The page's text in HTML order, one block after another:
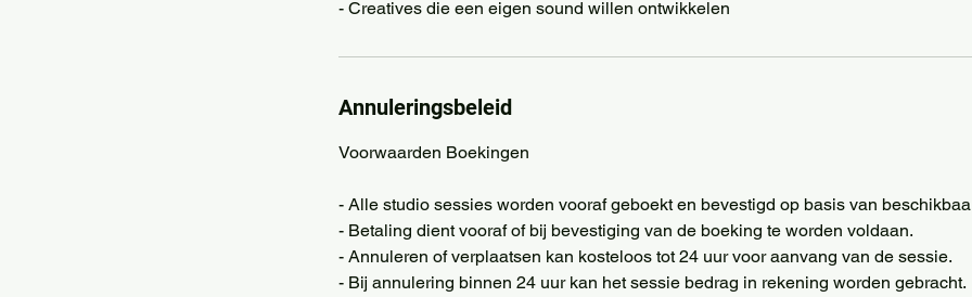
Annuleringsbeleid
Voorwaarden Boekingen
- Alle studio sessies worden vooraf geboekt en bevestigd op basis van
- Betaling dient vooraf of bij bevestiging van de boeking te worden voldaan.
- Annuleren of verplaatsen kan kosteloos tot 24 uur voor aanvang van de sessie.
- Bij annulering binnen 24 uur kan het sessie bedrag in rekening worden gebracht.